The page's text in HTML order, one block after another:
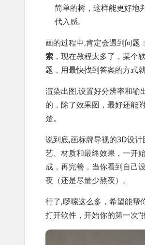
简单的树，这样能更好地
代入感。
画的过程中,肯定会遇到问题
索 ，现在教程太多了，某个
题，用最快找到答案的方式就
渲染出图,设置好分辨率和输
的，除了效果图，最好还能
楚。
说到底,画标牌导视的3D设计
艺、材质和最终效果，一开
成，再完善，当你看到自己
夜（还是尽量少熬夜）。
行了,啰嗦这么多，希望能帮
打开软件，开始你的第一次“